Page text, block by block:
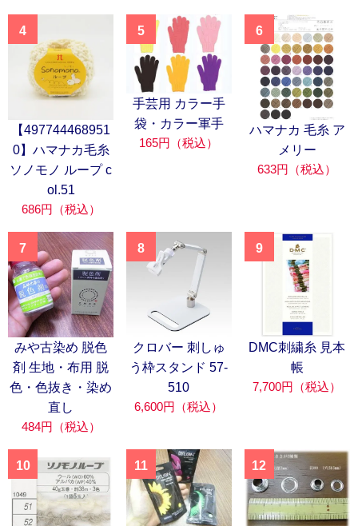
4
【497744468951
0】ハマナカ毛糸
ソノモノ ループ c
ol.51
686円（税込）
5
手芸用 カラー手
袋・カラー軍手
165円（税込）
6
ハマナカ 毛糸 ア
メリー
633円（税込）
7
みや古染め 脱色
剤 生地・布用 脱
色・色抜き・染め
直し
484円（税込）
8
クロバー 刺しゅ
う枠スタンド 57-
510
6,600円（税込）
9
DMC刺繍糸 見本
帳
7,700円（税込）
10 11 12